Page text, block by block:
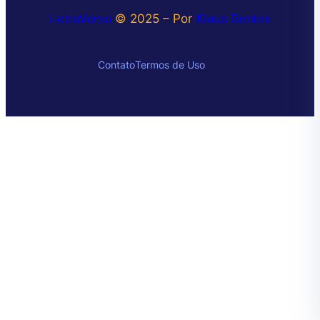
LetraVerso © 2025 – Por Klaus Bentes
ContatoTermos de UsoInstagram